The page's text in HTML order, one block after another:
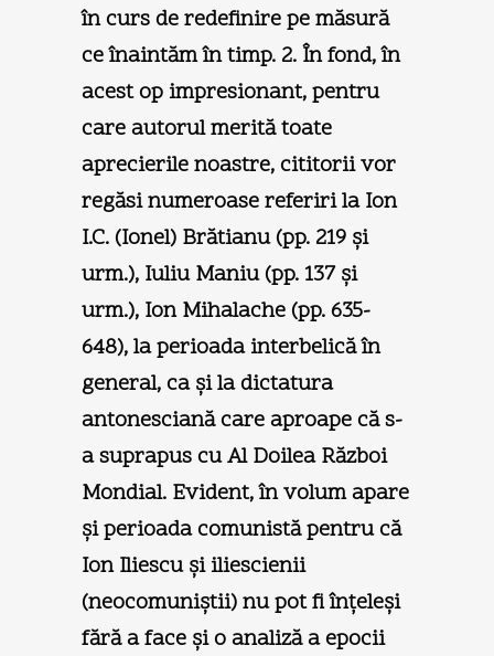
în curs de redefinire pe măsură
ce înaintăm în timp. 2. În fond, în
acest op impresionant, pentru
care autorul merită toate
aprecierile noastre, cititorii vor
regăsi numeroase referiri la Ion
I.C. (Ionel) Brătianu (pp. 219 şi
urm.), Iuliu Maniu (pp. 137 şi
urm.), Ion Mihalache (pp. 635-
648), la perioada interbelică în
general, ca şi la dictatura
antonesciană care aproape că s-
a suprapus cu Al Doilea Război
Mondial. Evident, în volum apare
şi perioada comunistă pentru că
Ion Iliescu şi iliescienii
(neocomuniştii) nu pot fi înţeleşi
fără a face şi o analiză a epocii